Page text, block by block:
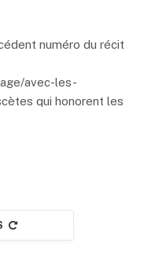
numéro du récit
avec-les-
qui honorent les